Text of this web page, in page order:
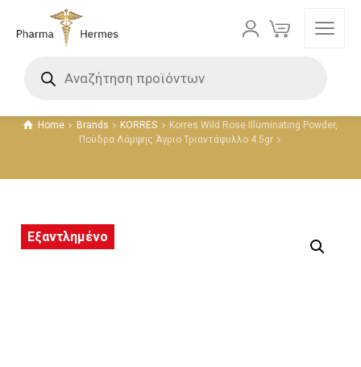
Home Brands KORRES
Korres Wild Rose Illuminating Powder,
Πούδρα Λάμψης Άγριο Τριαντάφυλλο 4.5gr
Εξαντλημένο